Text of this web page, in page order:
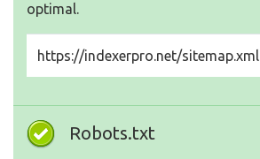
optimal.
https://indexerpro.net/sitemap.xml
Robots.txt